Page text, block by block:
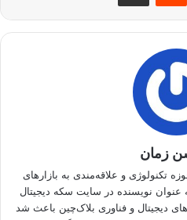
زمان
تکنولوژی و علاقه‌مندی به بازارهای
نویسنده در سایت سکه دیجیتال
دیجیتال و فناوری بلاک‌چین باعث شد